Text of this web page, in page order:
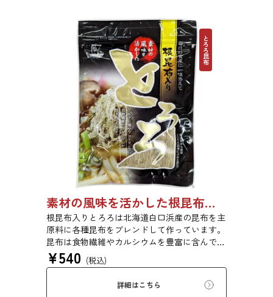
とろろ昆布
素材の風味を活かした根昆布入りとろろ 65g 単品 5袋セット 20袋セット 1736
根昆布入りとろろは北海道白口浜産の昆布を主
原料に各種昆布をブレンドして作っています。
昆布は食物繊維やカルシウムを豊富に含んでい
ます。薄くふんわりと削っており、ご飯やお吸
い物、うどんに入れて美味しく召し上がれま
す。お口の中でとろーり、つるっと広がる根昆
布入りとろろを是非ご賞味ください。
¥540 (税込)
詳細はこちら